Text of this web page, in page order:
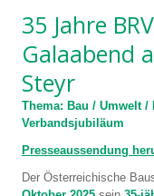
35 Jahre
Galaabend
Steyr
Thema: Bau / Umwelt
Verbandsjubiläum
Presseaussendung
Der Österreichische